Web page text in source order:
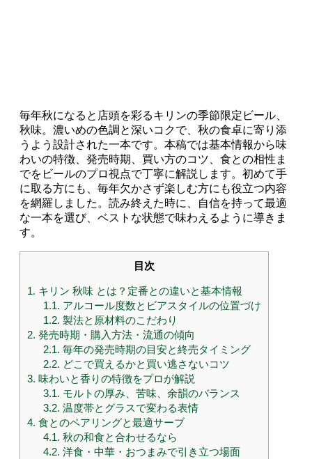
毎年秋になると店頭を彩るキリンの季節限定ビール、
秋味。濃いめの色調と深いコクで、秋の食卓に寄り添
うよう設計された一本です。本稿では基本情報から味
わいの特徴、発売時期、買い方のコツ、食との相性ま
でをビールのプロ視点で丁寧に解説します。初めて手
に取る方にも、毎年欠かさず楽しむ方にも役立つ内容
を網羅しました。読み終えた時に、自信を持って最適
な一本を選び、ベストな状態で味わえるように導きま
す。
目次
1. キリン 秋味 とは？定番との違いと基本情報
1.1. アルコール度数とビアスタイルの位置づけ
1.2. 製法と原材料のこだわり
2. 発売時期・購入方法・流通の傾向
2.1. 毎年の発売時期の目安と終売タイミング
2.2. どこで買えるかと買い逃さないコツ
3. 味わいと香りの特徴をプロが解説
3.1. モルトの厚み、苦味、余韻のバランス
3.2. 温度帯とグラスで変わる表情
4. 食とのペアリングと最適サーブ
4.1. 秋の和食と合わせるなら
4.2. 洋食・中華・おつまみで引き立つ場面